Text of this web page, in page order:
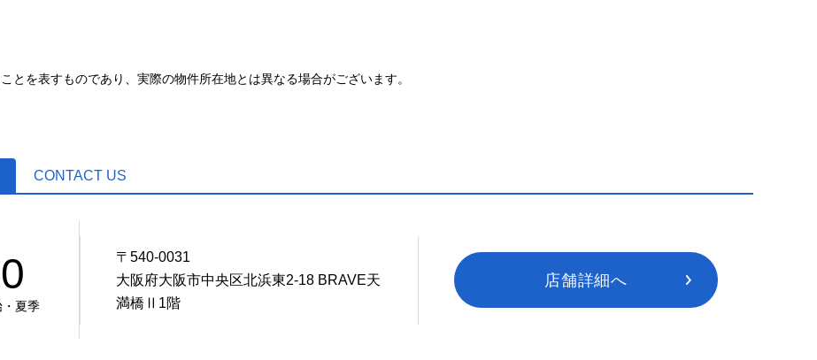
を表すものであり、実際の物件所在地とは異なる場合がございます。
CONTACT US
・夏季
〒540-0031
大阪府大阪市中央区北浜東2-18 BRAVE天
満橋Ⅱ1階
店舗詳細へ